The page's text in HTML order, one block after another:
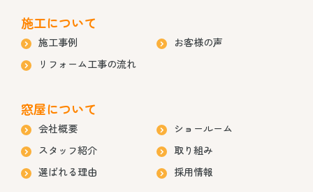
施工について
施工事例
お客様の声
リフォーム工事の流れ
窓屋について
会社概要
ショールーム
スタッフ紹介
取り組み
選ばれる理由
採用情報